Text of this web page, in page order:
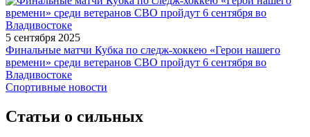
5 сентября 2025
Финальные матчи Кубка по следж-хоккею «Герои нашего
времени» среди ветеранов СВО пройдут 6 сентября во
Владивостоке
Спортивные новости
Статьи о сильных